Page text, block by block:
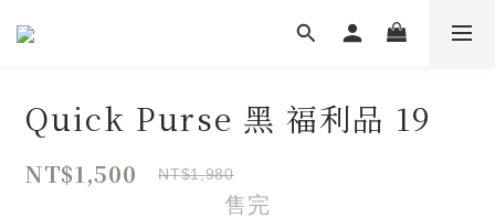
Quick Purse 黑 福利品 19
NT$1,500 NT$1,980
售完